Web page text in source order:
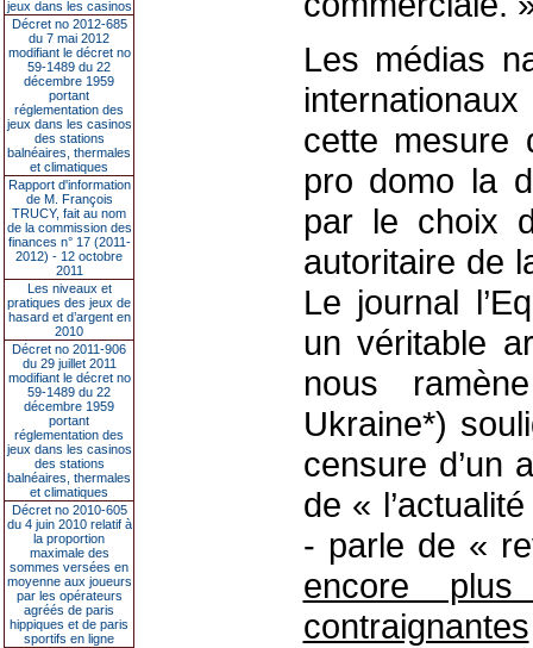
jeux dans les casinos
Décret no 2012-685
du 7 mai 2012
modifiant le décret no
59-1489 du 22
décembre 1959
portant
réglementation des
jeux dans les casinos
des stations
balnéaires, thermales
et climatiques
Rapport d'information
de M. François
TRUCY, fait au nom
de la commission des
finances n° 17 (2011-
2012) - 12 octobre
2011
Les niveaux et
pratiques des jeux de
hasard et d’argent en
2010
Décret no 2011-906
du 29 juillet 2011
modifiant le décret no
59-1489 du 22
décembre 1959
portant
réglementation des
jeux dans les casinos
des stations
balnéaires, thermales
et climatiques
Décret no 2010-605
du 4 juin 2010 relatif à
la proportion
maximale des
sommes versées en
moyenne aux joueurs
par les opérateurs
agréés de paris
hippiques et de paris
sportifs en ligne
Les médias
cette mesure
pro domo la
par le choix
autoritaire de
Le journal
un véritable
nous
Ukraine*)
censure d’un
de «
- parle de «
encore
contraignantes